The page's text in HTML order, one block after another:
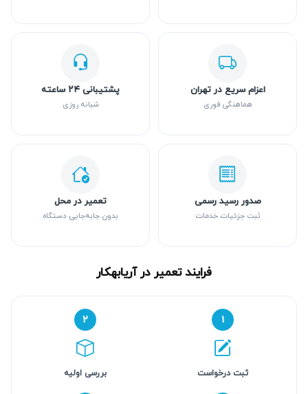
اعزام سریع در تهران
هماهنگی فوری
پشتیبانی ۲۴ ساعته
شبانه روزی
صدور رسید رسمی
ثبت جزئیات خدمات
تعمیر در محل
بدون جابه‌جایی دستگاه
فرایند تعمیر در آریابهکار
۱
ثبت درخواست
۲
بررسی اولیه